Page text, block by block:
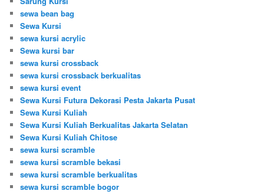
sewa bean bag
Sewa Kursi
sewa kursi acrylic
Sewa kursi bar
sewa kursi crossback
sewa kursi crossback berkualitas
sewa kursi event
Sewa Kursi Futura Dekorasi Pesta Jakarta Pusat
Sewa Kursi Kuliah
Sewa Kursi Kuliah Berkualitas Jakarta Selatan
Sewa Kursi Kuliah Chitose
sewa kursi scramble
sewa kursi scramble bekasi
sewa kursi scramble berkualitas
sewa kursi scramble bogor